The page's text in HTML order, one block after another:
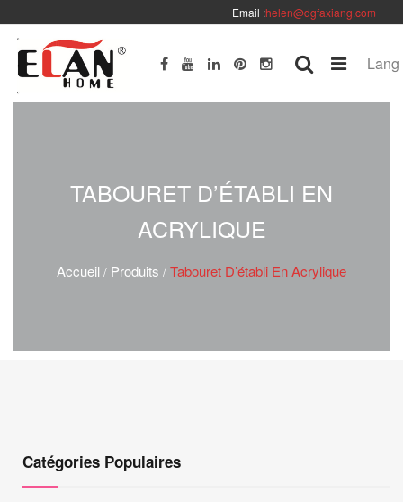
Email :helen@dgfaxiang.com
Lang
TABOURET D’ÉTABLI EN
ACRYLIQUE
Accueil / Produits / Tabouret D’établi En Acrylique
Catégories Populaires